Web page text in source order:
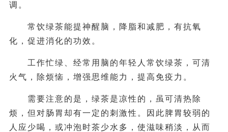
调。
常饮绿茶能提神醒脑，降脂和减肥，有抗氧
化，促进消化的功效。
工作忙绿、经常用脑的年轻人常饮绿茶，可清
火气，除烦恼，增强思维能力，提高免疫力。
需要注意的是，绿茶是凉性的，虽可清热除
烦，但对肠胃却有一定的刺激性。因此脾胃较弱的
人应少喝，或冲泡时茶少水多，使滋味稍淡，从而